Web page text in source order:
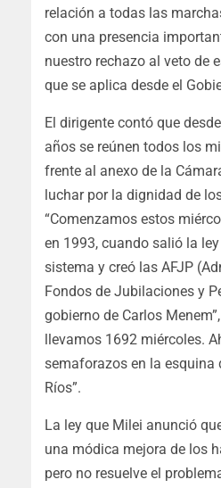
relación a todas las
con una presencia
nuestro rechazo al veto de
que se aplica desde el
El dirigente contó que
años se reúnen todos los
frente al anexo de la
luchar por la dignidad de
“Comenzamos estos
en 1993, cuando salió la
sistema y creó las AFJP
Fondos de Jubilaciones y
gobierno de Carlos
llevamos 1692 miércoles.
semaforazos en la esquina
Ríos”.
La ley que Milei anunció
una módica mejora de los
pero no resuelve el